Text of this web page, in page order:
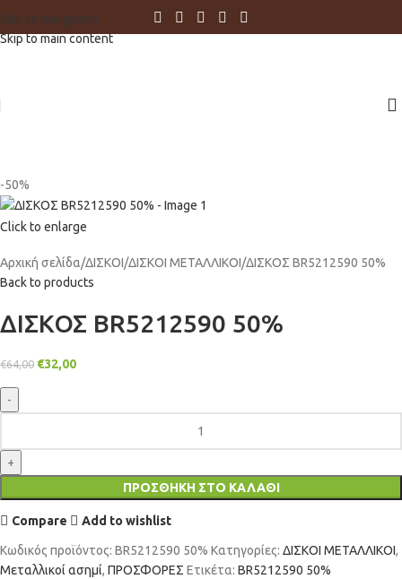
Skip to navigation
Skip to main content
-50%
Click to enlarge
Αρχική σελίδα ΔΙΣΚΟΙ ΔΙΣΚΟΙ ΜΕΤΑΛΛΙΚΟΙ ΔΙΣΚΟΣ BR5212590 50%
Back to products
ΔΙΣΚΟΣ BR5212590 50%
€64,00 €32,00
ΠΡΟΣΘΉΚΗ ΣΤΟ ΚΑΛΆΘΙ
Compare Add to wishlist
Κωδικός προϊόντος: BR5212590 50% Κατηγορίες: ΔΙΣΚΟΙ ΜΕΤΑΛΛΙΚΟΙ,
Μεταλλικοί ασημί, ΠΡΟΣΦΟΡΕΣ Ετικέτα: BR5212590 50%